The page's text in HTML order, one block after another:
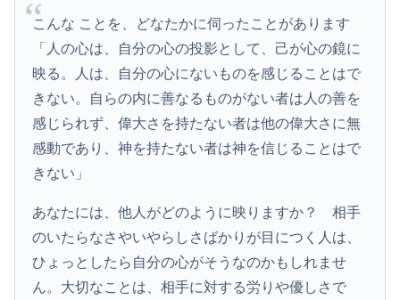
こんな ことを、どなたかに伺ったことがあります
「人の心は、自分の心の投影として、己が心の鏡に
映る。人は、自分の心にないものを感じることはで
きない。自らの内に善なるものがない者は人の善を
感じられず、偉大さを持たない者は他の偉大さに無
感動であり、神を持たない者は神を信じることはで
きない」
あなたには、他人がどのように映りますか？ 相手
のいたらなさやいやらしさばかりが目につく人は、
ひょっとしたら自分の心がそうなのかもしれませ
ん。大切なことは、相手に対する労りや優しさで